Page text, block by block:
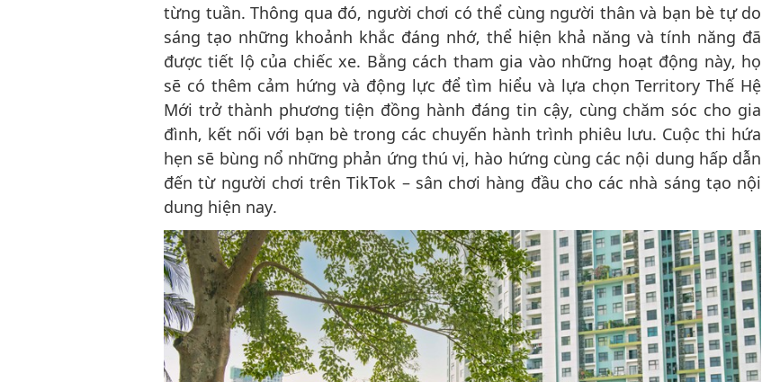
từng tuần. Thông qua đó, người chơi có thể cùng người thân và bạn bè tự do
sáng tạo những khoảnh khắc đáng nhớ, thể hiện khả năng và tính năng đã
được tiết lộ của chiếc xe. Bằng cách tham gia vào những hoạt động này, họ
sẽ có thêm cảm hứng và động lực để tìm hiểu và lựa chọn Territory Thế Hệ
Mới trở thành phương tiện đồng hành đáng tin cậy, cùng chăm sóc cho gia
đình, kết nối với bạn bè trong các chuyến hành trình phiêu lưu. Cuộc thi hứa
hẹn sẽ bùng nổ những phản ứng thú vị, hào hứng cùng các nội dung hấp dẫn
đến từ người chơi trên TikTok – sân chơi hàng đầu cho các nhà sáng tạo nội
dung hiện nay.